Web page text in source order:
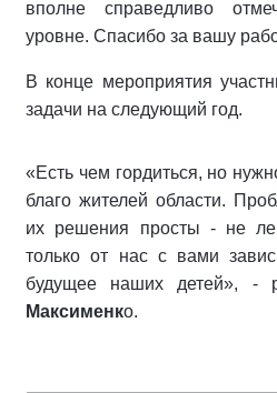
вполне справедливо
уровне. Спасибо за вашу
В конце мероприятия
задачи на следующий год.
«Есть чем гордиться, но
благо жителей области.
их решения просты - не
только от нас с вами
будущее наших детей», -
Максименко.